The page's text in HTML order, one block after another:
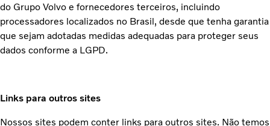
do Grupo Volvo e fornecedores terceiros, incluindo
processadores localizados no Brasil, desde que tenha garantia
que sejam adotadas medidas adequadas para proteger seus
dados conforme a LGPD.
Links para outros sites
Nossos sites podem conter links para outros sites. Não temos